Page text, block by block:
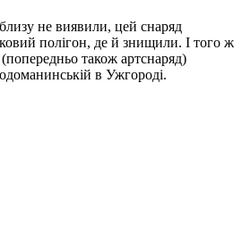
не виявили, цей снаряд
полігон, де й знищили. І того ж
також артснаряд)
в Ужгороді.